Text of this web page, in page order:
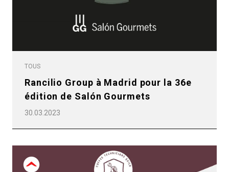
TOUS
Rancilio Group à Madrid pour la 36e
édition de Salón Gourmets
30.03.2023
Toutes